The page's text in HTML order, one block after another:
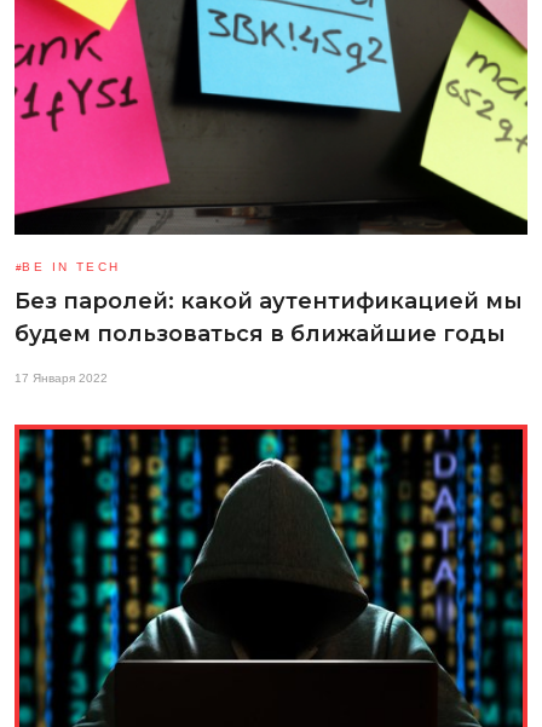
BE IN TECH
Без паролей: какой аутентификацией мы
будем пользоваться в ближайшие годы
17 Января 2022